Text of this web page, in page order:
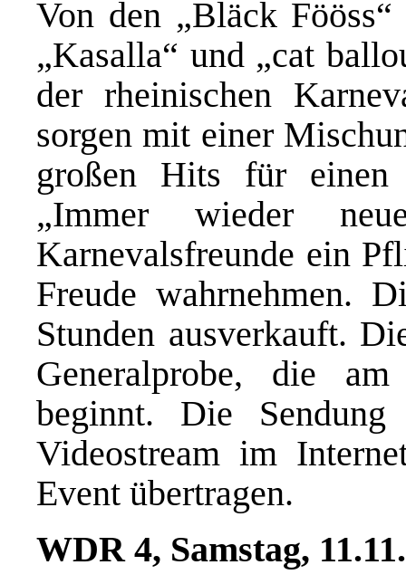
Von den „Bläck
„Kasalla“ und „cat
der rheinischen
sorgen mit einer
großen Hits für einen
„Immer wieder
Karnevalsfreunde ein
Freude wahrnehmen.
Stunden ausverkauft.
Generalprobe, die
beginnt. Die
Videostream im
Event übertragen.
WDR 4, Samstag,